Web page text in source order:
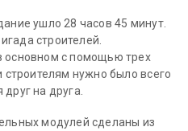
ушло 28 часов 45 минут.
строителей.
основном с помощью трех
строителям нужно было всего
на друга.
модулей сделаны из